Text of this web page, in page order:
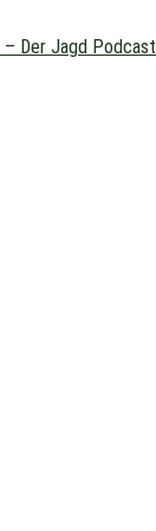
– Der Jagd Podcast